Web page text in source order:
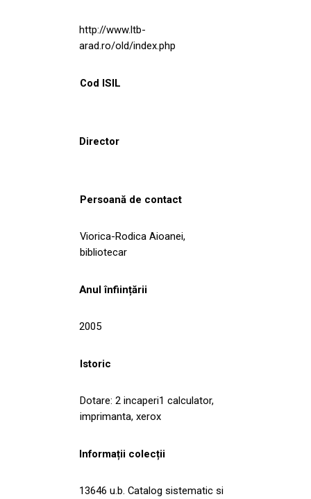
http://www.ltb-
arad.ro/old/index.php
Cod ISIL
Director
Persoană de contact
Viorica-Rodica Aioanei,
bibliotecar
Anul înființării
2005
Istoric
Dotare: 2 incaperi1 calculator,
imprimanta, xerox
Informații colecții
13646 u.b. Catalog sistematic si